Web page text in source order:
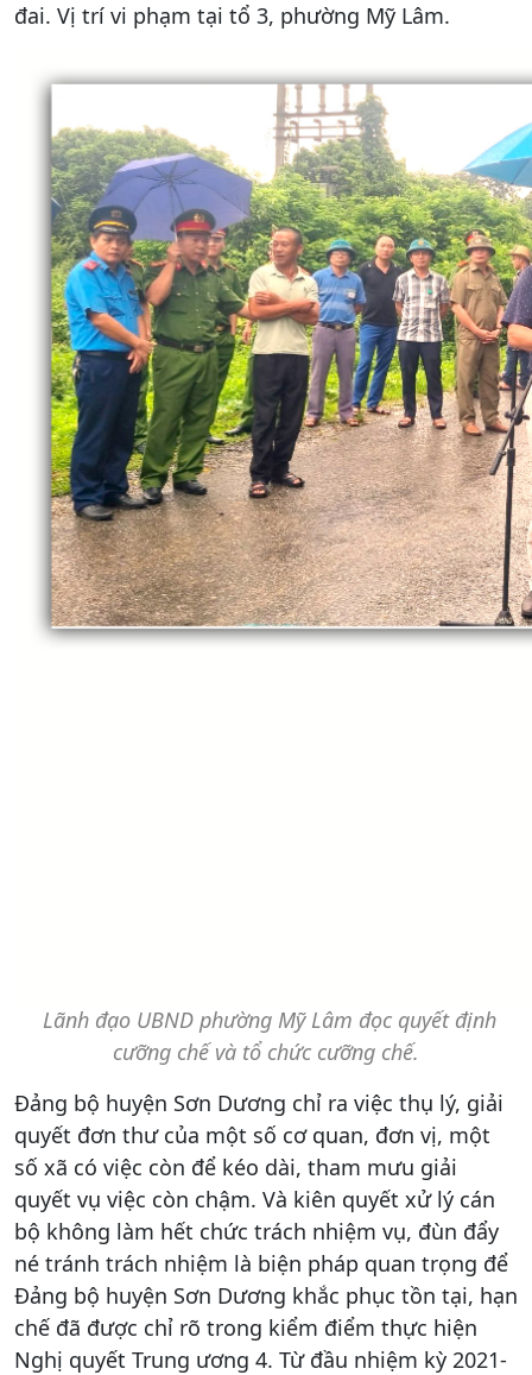
đai. Vị trí vi phạm tại tổ 3, phường Mỹ Lâm.
Lãnh đạo UBND phường Mỹ Lâm đọc quyết định
cưỡng chế và tổ chức cưỡng chế.
Đảng bộ huyện Sơn Dương chỉ ra việc thụ lý, giải
quyết đơn thư của một số cơ quan, đơn vị, một
số xã có việc còn để kéo dài, tham mưu giải
quyết vụ việc còn chậm. Và kiên quyết xử lý cán
bộ không làm hết chức trách nhiệm vụ, đùn đẩy
né tránh trách nhiệm là biện pháp quan trọng để
Đảng bộ huyện Sơn Dương khắc phục tồn tại, hạn
chế đã được chỉ rõ trong kiểm điểm thực hiện
Nghị quyết Trung ương 4. Từ đầu nhiệm kỳ 2021-